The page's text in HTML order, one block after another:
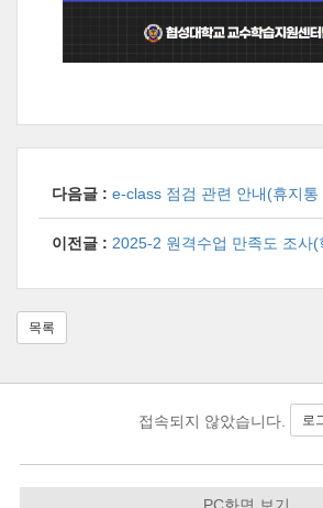
다음글 : e-class 점검 관련 안내(휴지통
이전글 : 2025-2 원격수업 만족도 조사(
목록
접속되지 않았습니다. 로